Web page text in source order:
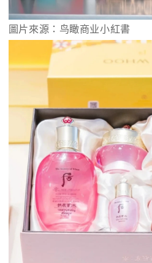
圖片來源：鸟瞰商业小紅書